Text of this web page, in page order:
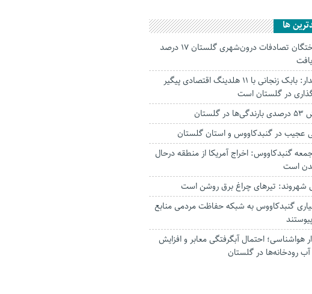
ها
جانباختگان تصادفات درون‌شهری گلستان ۱۷ درصد
استاندار: بابک زنجانی با ۱۱ هلدینگ اقتصادی پیگیر
در گلستان است
عجیب در‌ گنبدکاووس و استان گلستان
گنبدکاووس: اخراج آمریکا از منطقه درحال
است
شهروند: تیرهای چراغ برق روشن است
گنبدکاووس به شبکه حفاظت مردمی منابع
هواشناسی؛ احتمال آبگرفتگی معابر و افزایش
آب رودخانه‌ها در گلستان